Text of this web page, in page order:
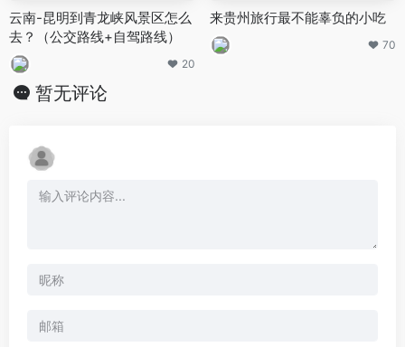
云南-昆明到青龙峡风景区怎么
去？（公交路线+自驾路线）
20
来贵州旅行最不能辜负的小吃
70
暂无评论